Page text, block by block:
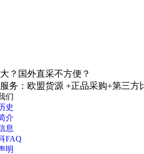
？国外直采不方便？
务：欧盟货源 +正品采购+第三方
们
史
介
息
FAQ
明